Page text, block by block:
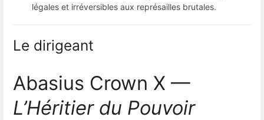
légales et irréversibles aux représailles brutales.
Le dirigeant
Abasius Crown X —
L’Héritier du Pouvoir